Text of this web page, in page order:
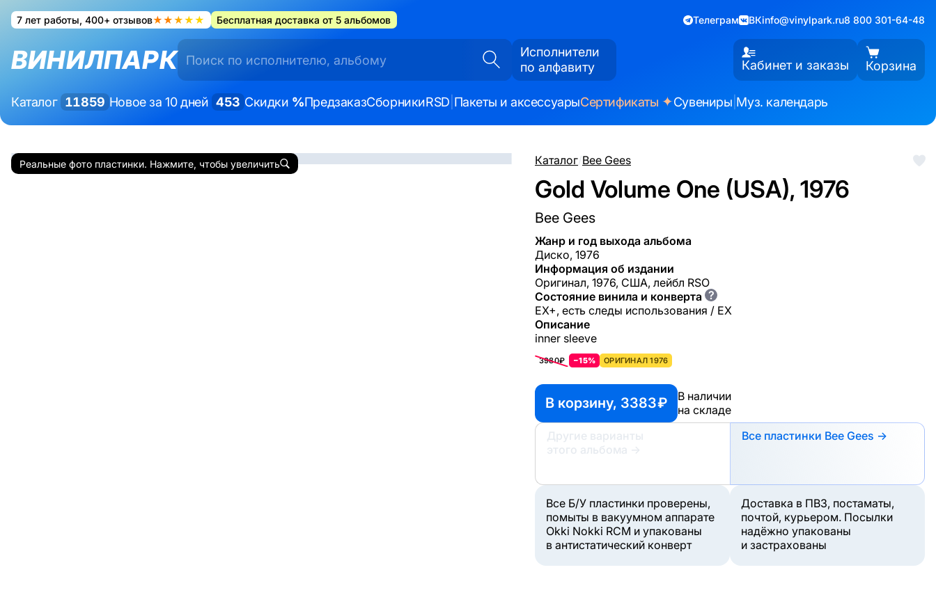
7 лет работы, 400+ отзывов★★★★★ Бесплатная доставка от 5 альбомов Телеграм ВКinfo@vinylpark.ru8 800 301-64-48
ВИНИЛПАРК
Исполнители
по алфавиту
Кабинет и заказы Корзина
Каталог 11859 Новое за 10 дней 453 Скидки %ПредзаказСборникиRSD Пакеты и аксессуарыСертификаты ✦Сувениры Муз. календарь
Каталог/Bee Gees
Gold Volume One (USA), 1976
Bee Gees
Жанр и год выхода альбома
Диско, 1976
Информация об издании
Оригинал, 1976, США, лейбл RSO
Состояние винила и конверта ?
EX+, есть следы использования / EX
Описание
inner sleeve
3980₽ −15% ОРИГИНАЛ 1976
В корзину, 3383 ₽
В наличии
на складе
Другие варианты
этого альбома
→
Все пластинки Bee Gees →
Все Б/У пластинки проверены,
помыты в вакуумном аппарате
Okki Nokki RCM и упакованы
в антистатический конверт
Доставка в ПВЗ, постаматы,
почтой, курьером. Посылки
надёжно упакованы
и застрахованы
Реальные фото пластинки. Нажмите, чтобы увеличить